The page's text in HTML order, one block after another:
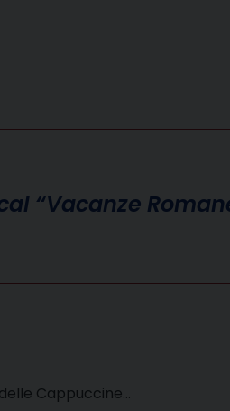
“Vacanze
Cappuccine…